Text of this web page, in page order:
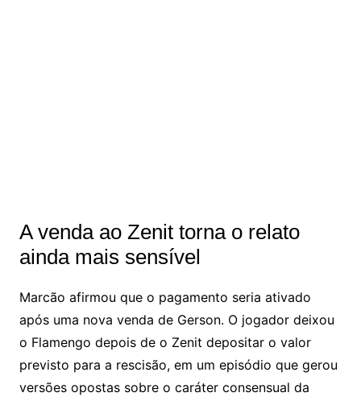
A venda ao Zenit torna o relato
ainda mais sensível
Marcão afirmou que o pagamento seria ativado
após uma nova venda de Gerson. O jogador deixou
o Flamengo depois de o Zenit depositar o valor
previsto para a rescisão, em um episódio que gerou
versões opostas sobre o caráter consensual da